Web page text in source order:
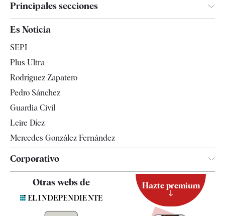
Principales secciones
España
Televisión
Es Noticia
SEPI
Plus Ultra
Rodríguez Zapatero
Pedro Sánchez
Guardia Civil
Leire Díez
Mercedes González Fernández
Corporativo
Contacto
Otras webs de Hazte premium